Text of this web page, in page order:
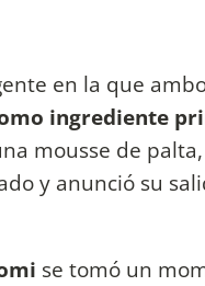
en la que
ingrediente
mousse de
y anunció su
se tomó un